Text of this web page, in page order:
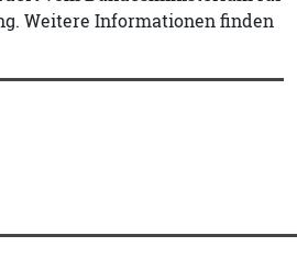
Weitere Informationen finden